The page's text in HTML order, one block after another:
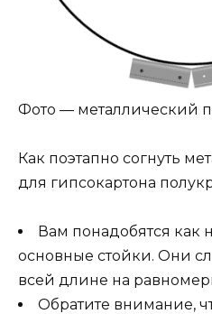
Фото — металлический
Как поэтапно согнуть
для гипсокартона
Вам понадобятся как
основные стойки. Они
всей длине на
Обратите внимание,